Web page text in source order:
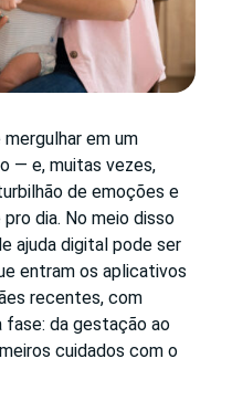
em um
— e, muitas vezes,
de emoções e
dia. No meio disso
ajuda digital pode ser
entram os aplicativos
recentes, com
fase: da gestação ao
cuidados com o